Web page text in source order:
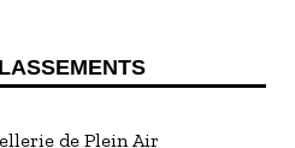
de Plein Air